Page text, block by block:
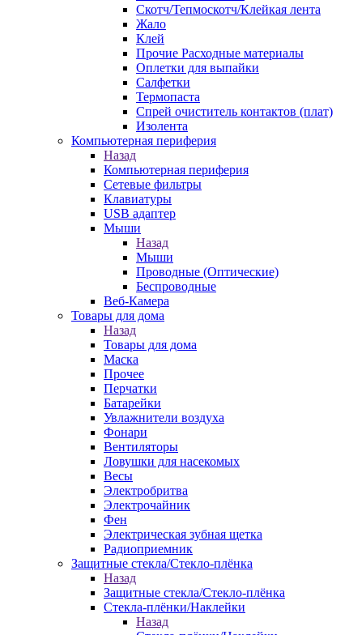
Скотч/Тепмоскотч/Клейкая лента
Жало
Клей
Прочие Расходные материалы
Оплетки для выпайки
Салфетки
Термопаста
Спрей очиститель контактов (плат)
Изолента
Компьютерная периферия
Назад
Компьютерная периферия
Сетевые фильтры
Клавиатуры
USB адаптер
Мыши
Назад
Мыши
Проводные (Оптические)
Беспроводные
Веб-Камера
Товары для дома
Назад
Товары для дома
Маска
Прочее
Перчатки
Батарейки
Увлажнители воздуха
Фонари
Вентиляторы
Ловушки для насекомых
Весы
Электробритва
Электрочайник
Фен
Электрическая зубная щетка
Радиоприемник
Защитные стекла/Стекло-плёнка
Назад
Защитные стекла/Стекло-плёнка
Стекла-плёнки/Наклейки
Назад